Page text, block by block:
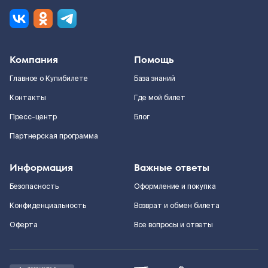
Компания
Главное о Купибилете
Контакты
Пресс-центр
Партнерская программа
Помощь
База знаний
Где мой билет
Блог
Информация
Безопасность
Конфиденциальность
Оферта
Важные ответы
Оформление и покупка
Возврат и обмен билета
Все вопросы и ответы